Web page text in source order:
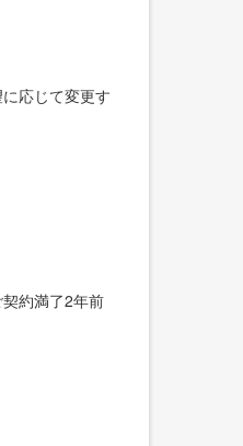
応じて変更す
約満了2年前